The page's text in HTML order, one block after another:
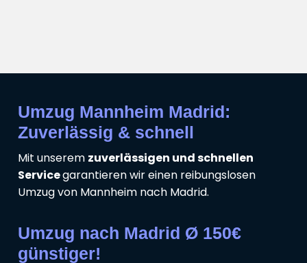
Umzug Mannheim Madrid:
Zuverlässig & schnell
Mit unserem zuverlässigen und schnellen
Servicegarantieren wir einen reibungslosen
Umzug von Mannheim nach Madrid.
Umzug nach Madrid Ø 150€
günstiger!